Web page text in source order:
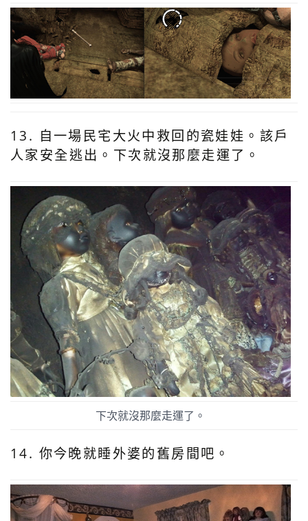
13. 自一場民宅大火中救回的瓷娃娃。該戶
人家安全逃出。下次就沒那麼走運了。
下次就沒那麼走運了。
14. 你今晚就睡外婆的舊房間吧。